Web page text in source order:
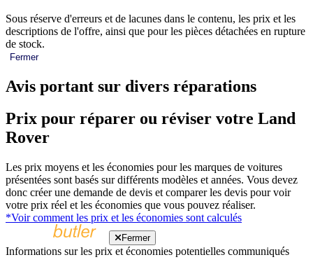
Sous réserve d'erreurs et de lacunes dans le contenu, les prix et les
descriptions de l'offre, ainsi que pour les pièces détachées en rupture
de stock.
Fermer
Avis portant sur divers réparations
Prix pour réparer ou réviser votre Land
Rover
Les prix moyens et les économies pour les marques de voitures
présentées sont basés sur différents modèles et années. Vous devez
donc créer une demande de devis et comparer les devis pour voir
votre prix réel et les économies que vous pouvez réaliser.
*Voir comment les prix et les économies sont calculés
Fermer
Informations sur les prix et économies potentielles communiqués